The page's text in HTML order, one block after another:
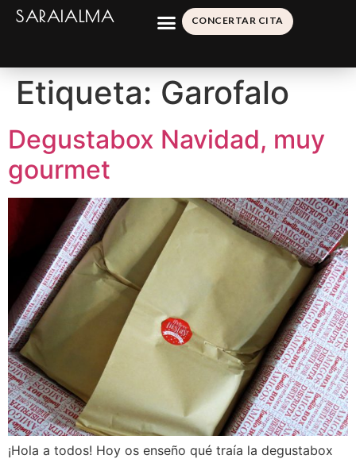
SARAIALMA CONCERTAR CITA
Etiqueta: Garofalo
Degustabox Navidad, muy
gourmet
¡Hola a todos! Hoy os enseño qué traía la degustabox